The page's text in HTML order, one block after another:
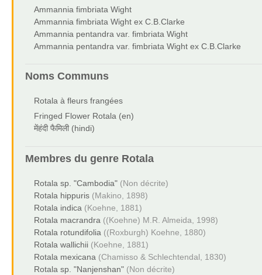
Ammannia fimbriata Wight
Ammannia fimbriata Wight ex C.B.Clarke
Ammannia pentandra var. fimbriata Wight
Ammannia pentandra var. fimbriata Wight ex C.B.Clarke
Noms Communs
Rotala à fleurs frangées
Fringed Flower Rotala (en)
मेंहंदी फैमिली (hindi)
Membres du genre Rotala
Rotala sp. "Cambodia" (Non décrite)
Rotala hippuris (Makino, 1898)
Rotala indica (Koehne, 1881)
Rotala macrandra ((Koehne) M.R. Almeida, 1998)
Rotala rotundifolia ((Roxburgh) Koehne, 1880)
Rotala wallichii (Koehne, 1881)
Rotala mexicana (Chamisso & Schlechtendal, 1830)
Rotala sp. "Nanjenshan" (Non décrite)